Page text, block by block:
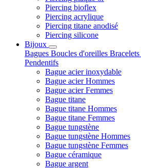
Piercing bioflex
Piercing acrylique
Piercing titane anodisé
Piercing silicone
Bijoux
Bagues Boucles d'oreilles Bracelets
Pendentifs
Bague acier inoxydable
Bague acier Hommes
Bague acier Femmes
Bague titane
Bague titane Hommes
Bague titane Femmes
Bague tungstène
Bague tungstène Hommes
Bague tungstène Femmes
Bague céramique
Bague argent